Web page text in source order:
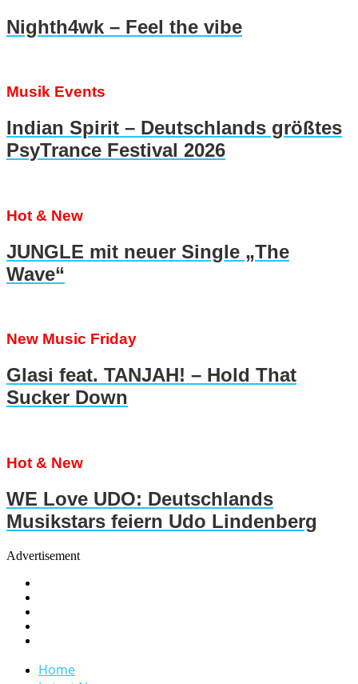
Nighth4wk – Feel the vibe
Musik Events
Indian Spirit – Deutschlands größtes
PsyTrance Festival 2026
Hot & New
JUNGLE mit neuer Single „The
Wave“
New Music Friday
Glasi feat. TANJAH! – Hold That
Sucker Down
Hot & New
WE Love UDO: Deutschlands
Musikstars feiern Udo Lindenberg
Advertisement
Home